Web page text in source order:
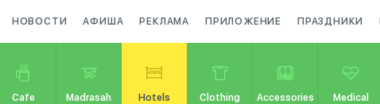
НОВОСТИ АФИША РЕКЛАМА ПРИЛОЖЕНИЕ ПРАЗДНИКИ
Cafe Madrasah Hotels
Clothing
Accessories Medical